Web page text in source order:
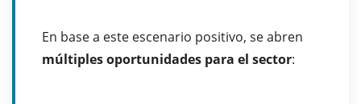
En base a este escenario positivo, se abren
múltiples oportunidades para el sector: